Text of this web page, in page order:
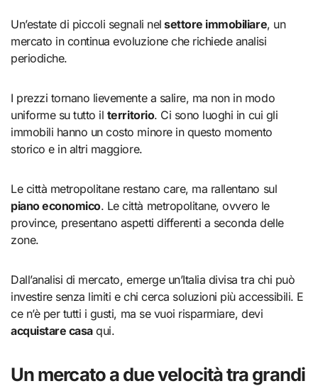
Un’estate di piccoli segnali nel settore immobiliare, un
mercato in continua evoluzione che richiede analisi
periodiche.
I prezzi tornano lievemente a salire, ma non in modo
uniforme su tutto il territorio. Ci sono luoghi in cui gli
immobili hanno un costo minore in questo momento
storico e in altri maggiore.
Le città metropolitane restano care, ma rallentano sul
piano economico. Le città metropolitane, ovvero le
province, presentano aspetti differenti a seconda delle
zone.
Dall’analisi di mercato, emerge un’Italia divisa tra chi può
investire senza limiti e chi cerca soluzioni più accessibili. E
ce n’è per tutti i gusti, ma se vuoi risparmiare, devi
acquistare casaqui.
Un mercato a due velocità tra grandi